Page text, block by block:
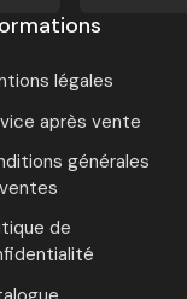
légales
après vente
générales
de